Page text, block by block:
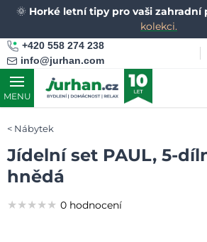
🌞 Horké letní tipy pro vaši zahradní
kolekci.
+420 558 274 238
info@jurhan.com
MENU
Nábytek
Jídelní set PAUL, 5-
hnědá
★★★★★
★★★★★
★★★★★ 0 hodnocení